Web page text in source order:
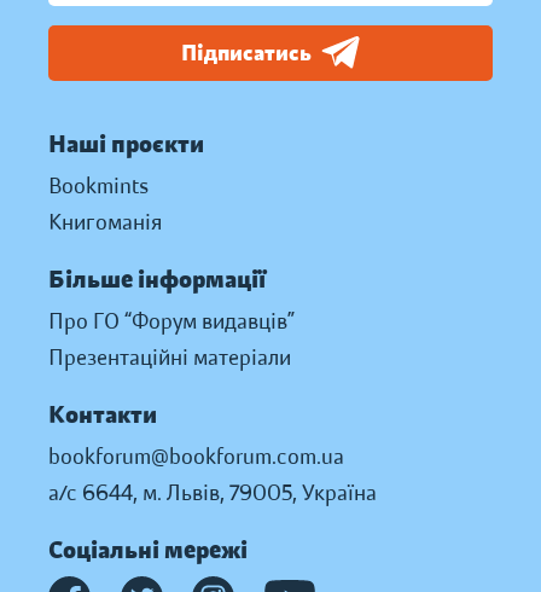
Підписатись
Наші проєкти
Bookmints
Книгоманія
Більше інформації
Про ГО “Форум видавців”
Презентаційні матеріали
Контакти
bookforum@bookforum.com.ua
а/с 6644, м. Львів, 79005, Україна
Соціальні мережі